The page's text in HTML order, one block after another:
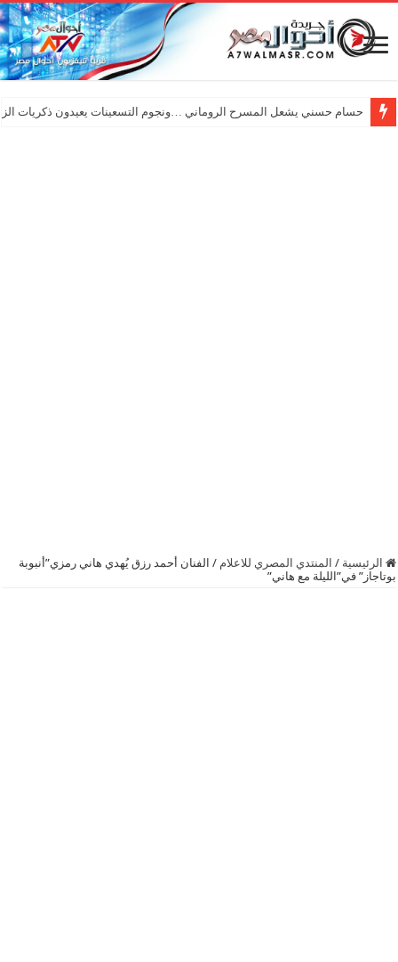
حسام حسني يشعل المسرح الروماني …ونجوم التسعينات يعيدون ذكريات
الرئيسية / المنتدي المصري للاعلام / الفنان أحمد رزق يُهدي هاني رمزي”أنبوبة
بوتاجاز” في”الليلة مع هاني”